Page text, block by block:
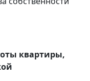
квартиры,